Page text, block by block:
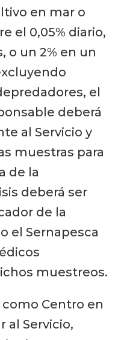
en mar o
el 0,05% diario,
o un 2% en un
el
deberá
al Servicio y
muestras para
de la
deberá ser
de la
el Sernapesca
muestreos.
Centro en
al Servicio,